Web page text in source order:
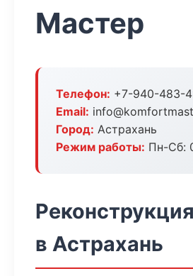
Мастер
Телефон: +7-940-483-
Email:
Город: Астрахань
Режим работы: Пн-Сб:
в Астрахань